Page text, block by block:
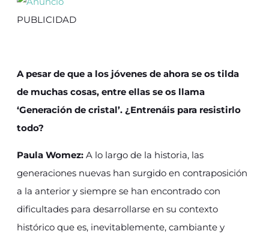
PUBLICIDAD
A pesar de que a los jóvenes de ahora se os tilda
de muchas cosas, entre ellas se os llama
‘Generación de cristal’. ¿Entrenáis para resistirlo
todo?
Paula Womez: A lo largo de la historia, las
generaciones nuevas han surgido en contraposición
a la anterior y siempre se han encontrado con
dificultades para desarrollarse en su contexto
histórico que es, inevitablemente, cambiante y